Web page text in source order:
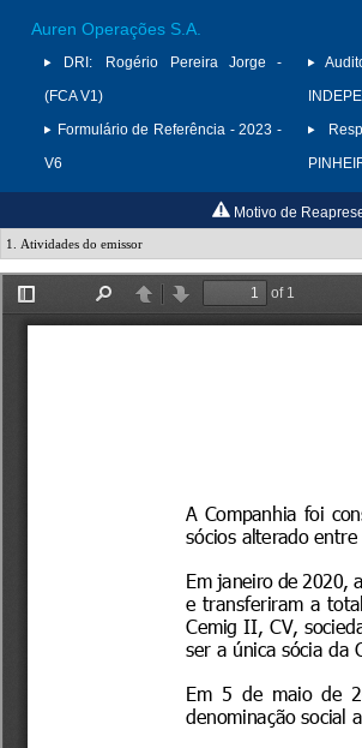
Auren Operações S.A.
DRI:
Rogério Pereira Jorge -
(FCA V1)
Formulário de Referência - 2023 -
V6
Motivo de